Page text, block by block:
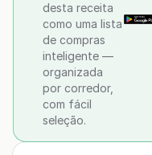
desta receita
como uma lista
de compras
inteligente —
organizada
por corredor,
com fácil
seleção.